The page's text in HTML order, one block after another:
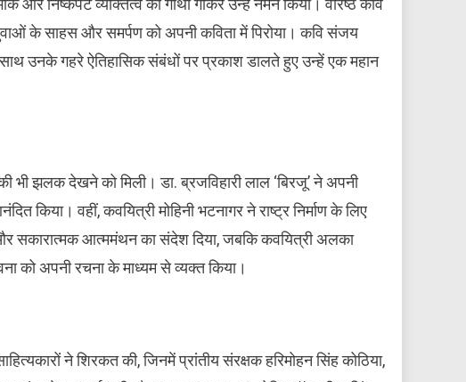
निष्कपट व्यक्तित्व की गाथा गाकर उन्हें नमन किया। वरिष्ठ कवि
के साहस और समर्पण को अपनी कविता में पिरोया। कवि संजय
उनके गहरे ऐतिहासिक संबंधों पर प्रकाश डालते हुए उन्हें एक महान
झलक देखने को मिली। डा. ब्रजविहारी लाल ‘बिरजू’ ने अपनी
किया। वहीं, कवयित्री मोहिनी भटनागर ने राष्ट्र निर्माण के लिए
सकारात्मक आत्ममंथन का संदेश दिया, जबकि कवयित्री अलका
को अपनी रचना के माध्यम से व्यक्त किया।
ने शिरकत की, जिनमें प्रांतीय संरक्षक हरिमोहन सिंह कोठिया,